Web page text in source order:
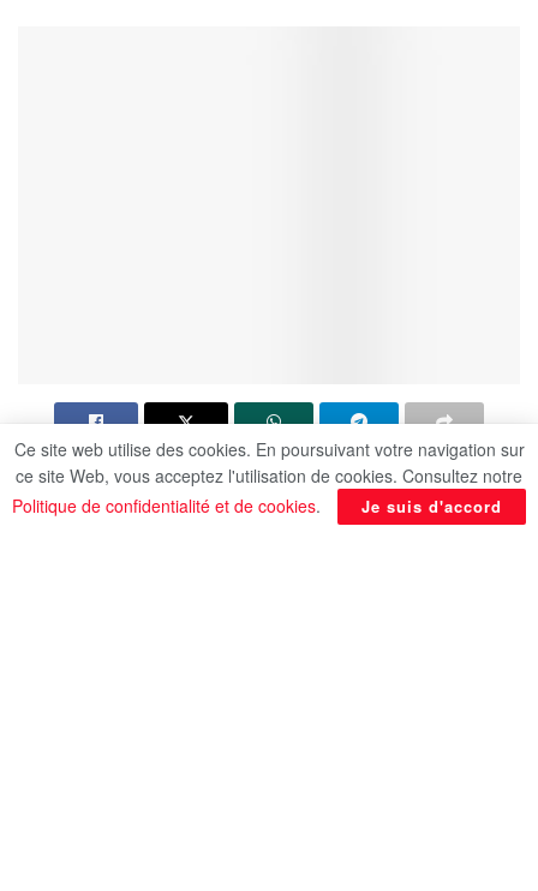
Donald Trump a la “personnalité d’un alcoolique”,
a lancé sa directrice de cabinet dans un papier
Ce site web utilise des cookies. En poursuivant votre navigation sur
ce site Web, vous acceptez l'utilisation de cookies. Consultez notre
Politique de confidentialité et de cookies. Je suis d'accord